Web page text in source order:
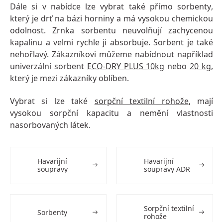
Dále si v nabídce lze vybrat také přímo sorbenty,
který je drť na bázi horniny a má vysokou chemickou
odolnost. Zrnka sorbentu neuvolňují zachycenou
kapalinu a velmi rychle ji absorbuje. Sorbent je také
nehořlavý. Zákazníkovi můžeme nabídnout například
univerzální sorbent ECO-DRY PLUS 10kg nebo20 kg,
který je mezi zákazníky oblíben.
Vybrat si lze také sorpční textilní rohože, mají
vysokou sorpční kapacitu a nemění vlastnosti
nasorbovaných látek.
Havarijní
soupravy
Havarijní
soupravy ADR
Sorbenty
Sorpční textilní
rohože